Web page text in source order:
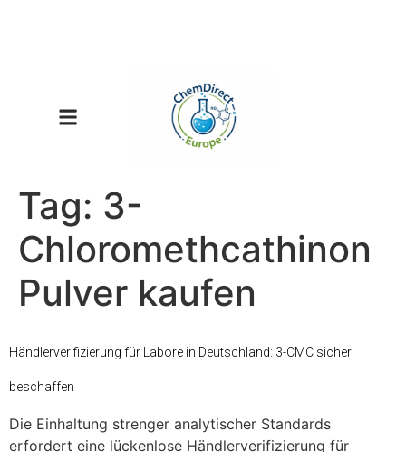
Tag: 3-
Chloromethcathinon
Pulver kaufen
Händlerverifizierung für Labore in Deutschland: 3-CMC sicher
beschaffen
Die Einhaltung strenger analytischer Standards
erfordert eine lückenlose Händlerverifizierung für